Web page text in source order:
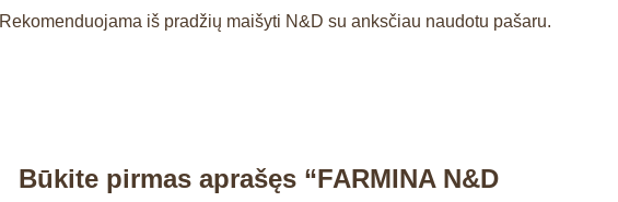
iš pradžių maišyti N&D su anksčiau naudotu pašaru.
Būkite pirmas aprašęs “FARMINA N&D